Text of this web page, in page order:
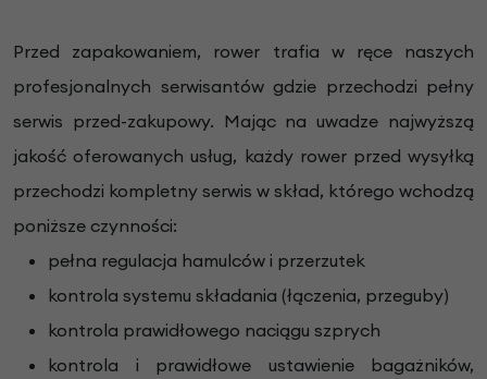
Przed zapakowaniem, rower trafia w ręce naszych
profesjonalnych serwisantów gdzie przechodzi pełny
serwis przed-zakupowy. Mając na uwadze najwyższą
jakość oferowanych usług, każdy rower przed wysyłką
przechodzi kompletny serwis w skład, którego wchodzą
poniższe czynności:
pełna regulacja hamulców i przerzutek
kontrola systemu składania (łączenia, przeguby)
kontrola prawidłowego naciągu szprych
kontrola i prawidłowe ustawienie bagażników,